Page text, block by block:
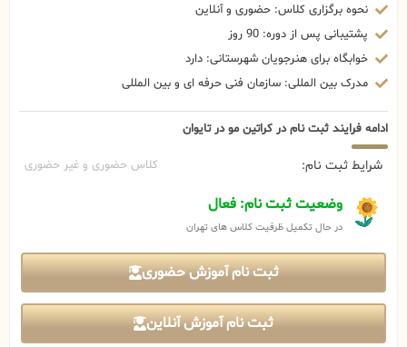
نحوه برگزاری کلاس: حضوری و آنلاین
پشتیبانی پس از دوره: 90 روز
خوابگاه برای هنرجویان شهرستانی: دارد
مدرک بین المللی: سازمان فنی حرفه ای و بین المللی
ادامه فرایند ثبت نام در کراتین مو در تایوان
شرایط ثبت نام: کلاس حضوری و غیر حضوری
وضعیت ثبت نام: فعال
در حال تکمیل ظرفیت کلاس های تهران
ثبت نام آموزش حضوری
ثبت نام آموزش آنلاین